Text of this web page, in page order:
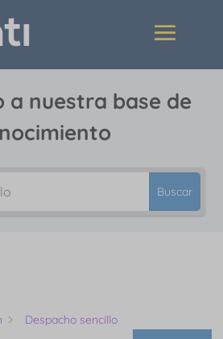
a nuestra base de
Buscar
Despacho sencillo